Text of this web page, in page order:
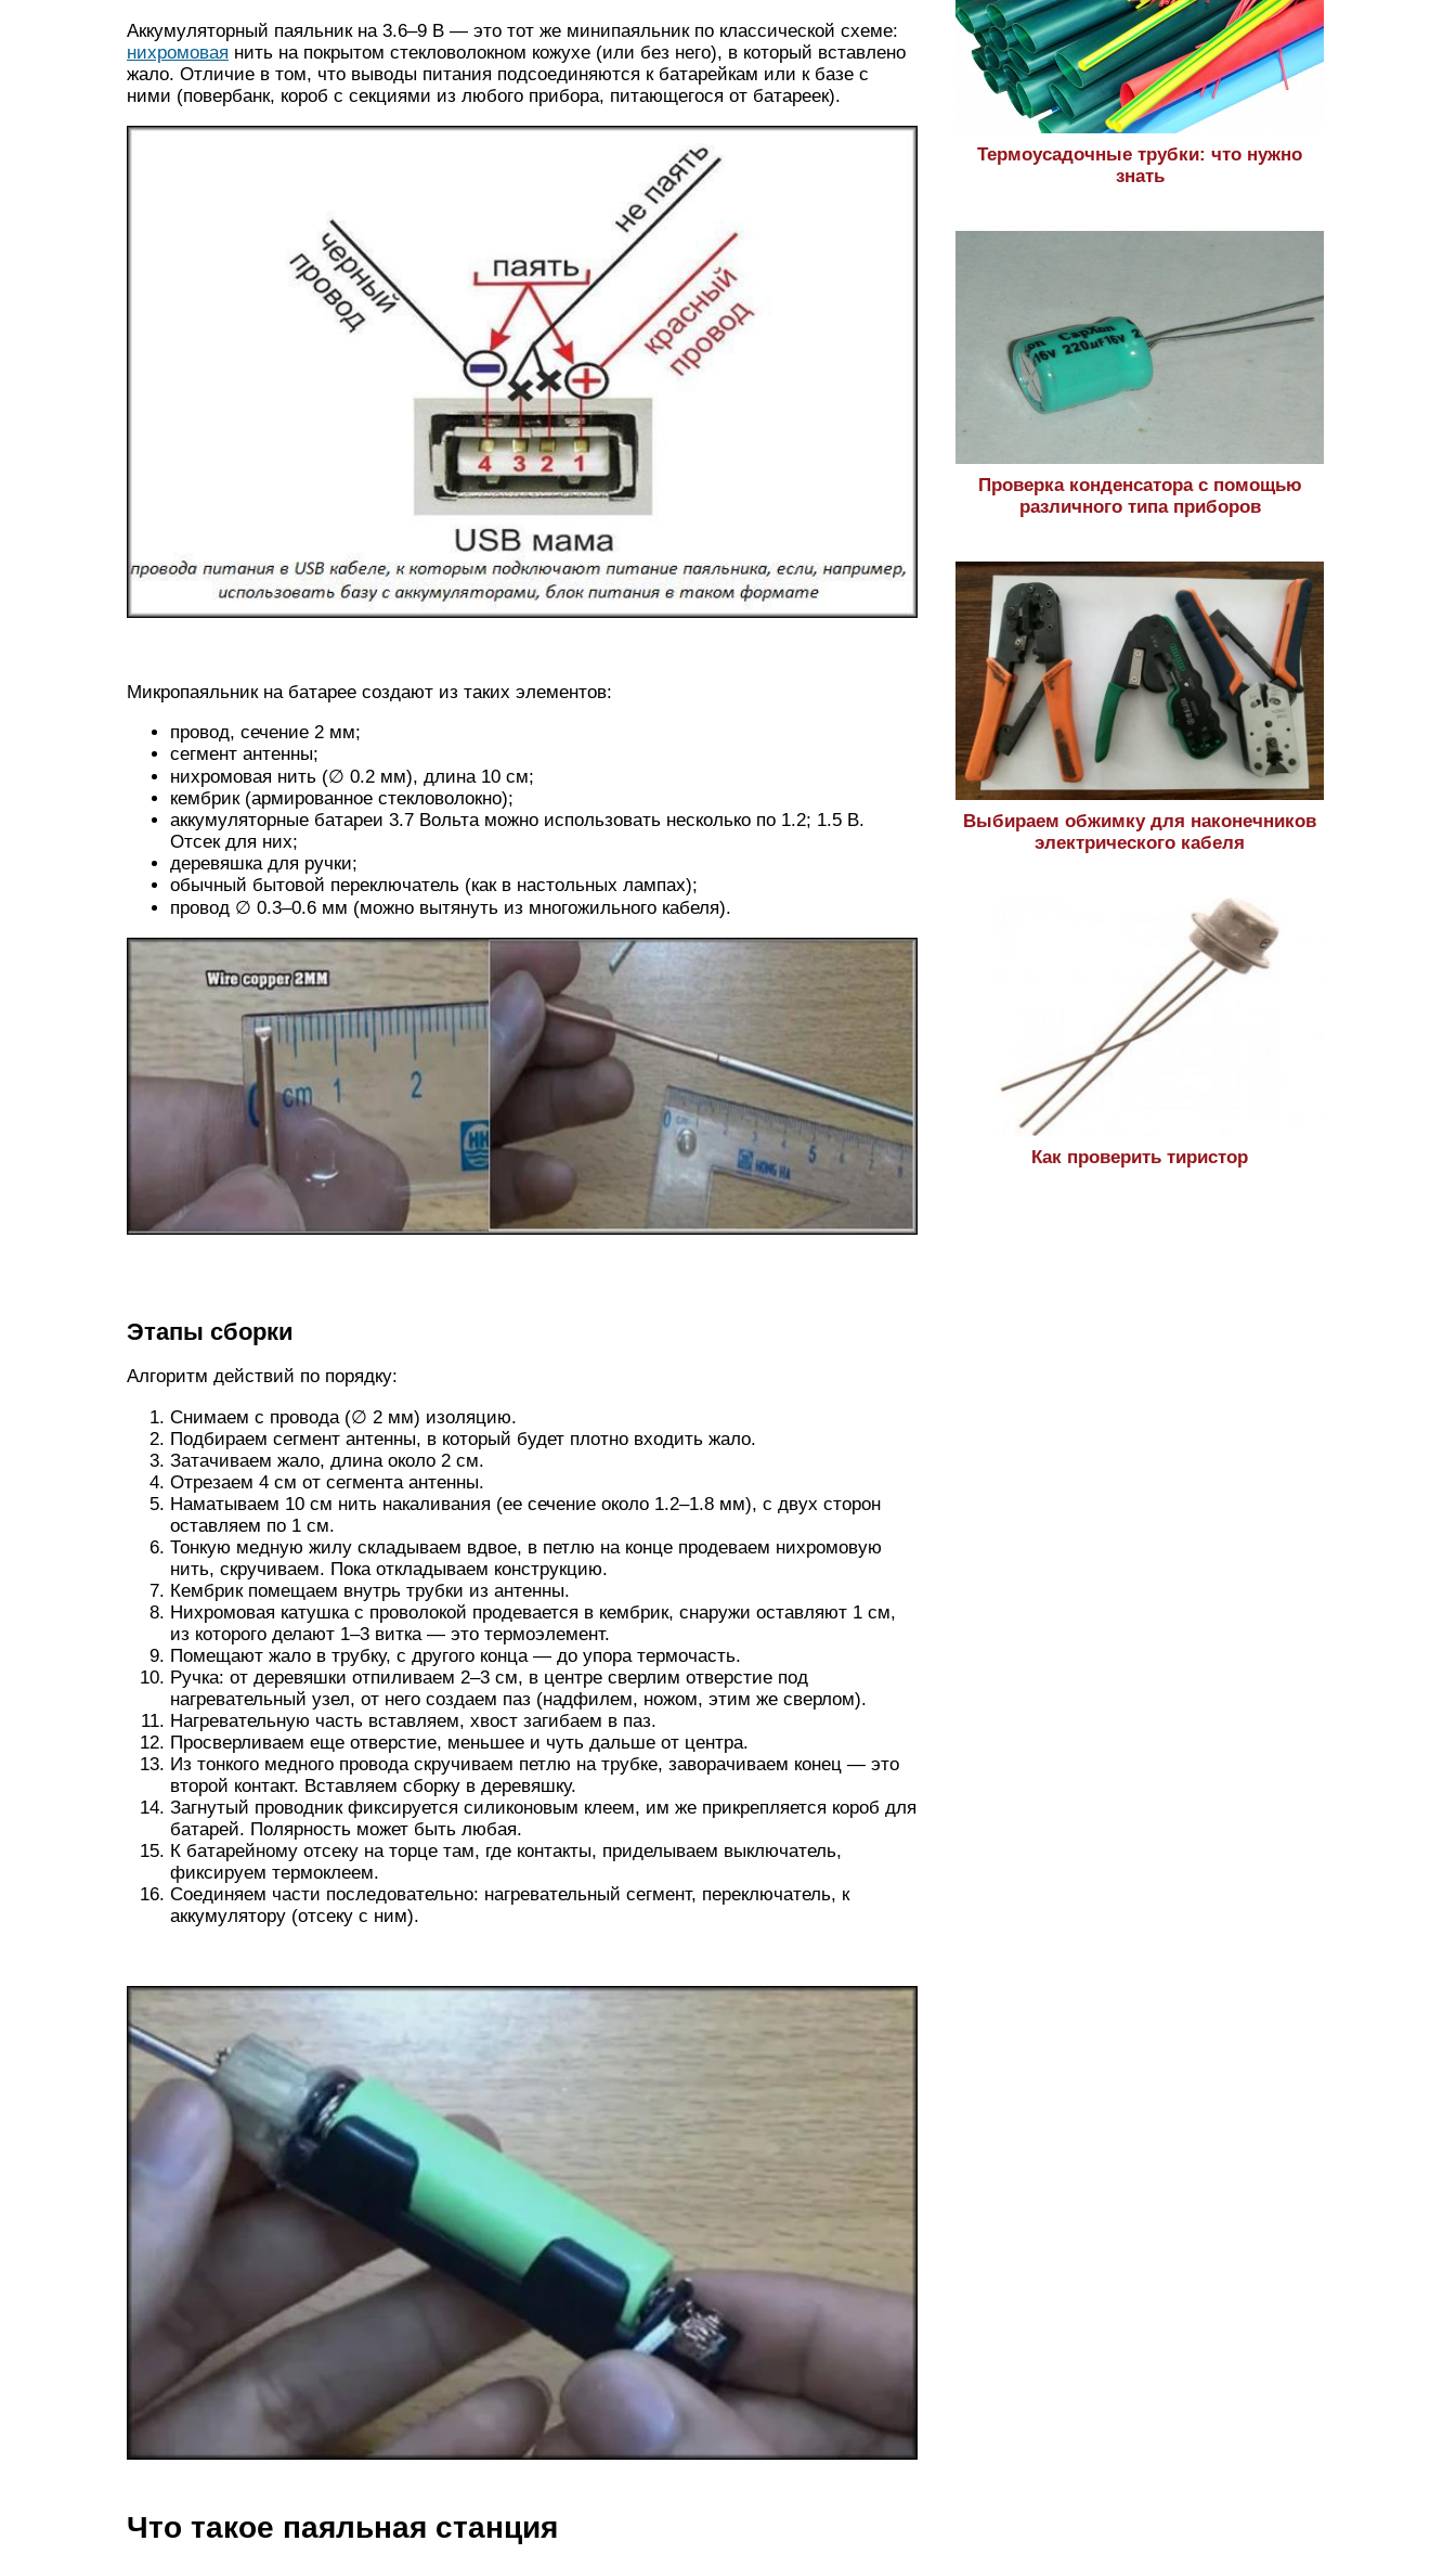
Аккумуляторный паяльник на 3.6–9 В — это тот же минипаяльник по классической схеме:
нихромовая нить на покрытом стекловолокном кожухе (или без него), в который вставлено
жало. Отличие в том, что выводы питания подсоединяются к батарейкам или к базе с
ними (повербанк, короб с секциями из любого прибора, питающегося от батареек).
Микропаяльник на батарее создают из таких элементов:
провод, сечение 2 мм;
сегмент антенны;
нихромовая нить (∅ 0.2 мм), длина 10 см;
кембрик (армированное стекловолокно);
аккумуляторные батареи 3.7 Вольта можно использовать несколько по 1.2; 1.5 В.
Отсек для них;
деревяшка для ручки;
обычный бытовой переключатель (как в настольных лампах);
провод ∅ 0.3–0.6 мм (можно вытянуть из многожильного кабеля).
Этапы сборки
Алгоритм действий по порядку:
Снимаем с провода (∅ 2 мм) изоляцию.
Подбираем сегмент антенны, в который будет плотно входить жало.
Затачиваем жало, длина около 2 см.
Отрезаем 4 см от сегмента антенны.
Наматываем 10 см нить накаливания (ее сечение около 1.2–1.8 мм), с двух сторон
оставляем по 1 см.
Тонкую медную жилу складываем вдвое, в петлю на конце продеваем нихромовую
нить, скручиваем. Пока откладываем конструкцию.
Кембрик помещаем внутрь трубки из антенны.
Нихромовая катушка с проволокой продевается в кембрик, снаружи оставляют 1 см,
из которого делают 1–3 витка — это термоэлемент.
Помещают жало в трубку, с другого конца — до упора термочасть.
Ручка: от деревяшки отпиливаем 2–3 см, в центре сверлим отверстие под
нагревательный узел, от него создаем паз (надфилем, ножом, этим же сверлом).
Нагревательную часть вставляем, хвост загибаем в паз.
Просверливаем еще отверстие, меньшее и чуть дальше от центра.
Из тонкого медного провода скручиваем петлю на трубке, заворачиваем конец — это
второй контакт. Вставляем сборку в деревяшку.
Загнутый проводник фиксируется силиконовым клеем, им же прикрепляется короб для
батарей. Полярность может быть любая.
К батарейному отсеку на торце там, где контакты, приделываем выключатель,
фиксируем термоклеем.
Соединяем части последовательно: нагревательный сегмент, переключатель, к
аккумулятору (отсеку с ним).
Что такое паяльная станция
Термоусадочные трубки: что нужно
знать
Проверка конденсатора с помощью
различного типа приборов
Выбираем обжимку для наконечников
электрического кабеля
Как проверить тиристор